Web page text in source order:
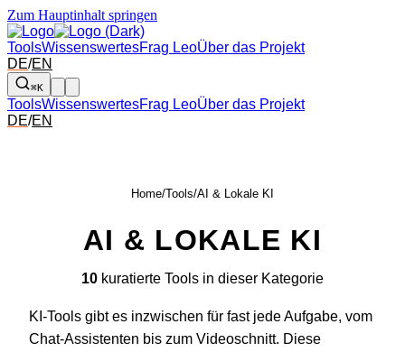
Zum Hauptinhalt springen
ToolsWissenswertesFrag LeoÜber das Projekt
DE/EN
⌘K
ToolsWissenswertesFrag LeoÜber das Projekt
DE/EN
Home/Tools/AI & Lokale KI
AI & LOKALE KI
10 kuratierte Tools in dieser Kategorie
KI-Tools gibt es inzwischen für fast jede Aufgabe, vom
Chat-Assistenten bis zum Videoschnitt. Diese